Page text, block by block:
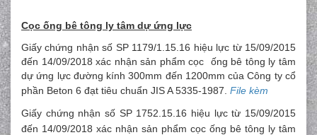
Cọc ống bê tông ly tâm dự ứng lực
Giấy chứng nhận số SP 1179/1.15.16 hiệu lực từ 15/09/2015
đến 14/09/2018 xác nhận sản phẩm cọc ống bê tông ly tâm
dự ứng lực đường kính 300mm đến 1200mm của Công ty cổ
phần Beton 6 đạt tiêu chuẩn JIS A 5335-1987. File kèm
Giấy chứng nhận số SP 1752.15.16 hiệu lực từ 15/09/2015
đến 14/09/2018 xác nhận sản phẩm cọc ống bê tông ly tâm